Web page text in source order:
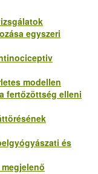
egyszeri
modellen
fertőzöttség elleni
és